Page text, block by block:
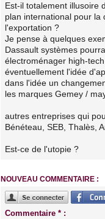
Est-il totalement illusoire
plan international pour
l'exportation ?
Je pense à quelques
Dassault systèmes
électroménager high-
éventuellement l'idée
dans l'idée un
les marques Gemey /
autres entreprises qui
Bénéteau, SEB, Thalès,
Est-ce de l'utopie ?
NOUVEAU COMMENTAIRE :
Commentaire * :